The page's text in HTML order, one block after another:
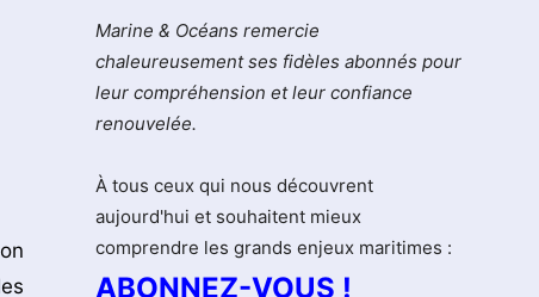
Marine & Océans remercie
chaleureusement ses fidèles abonnés pour
leur compréhension et leur confiance
renouvelée.
À tous ceux qui nous découvrent
aujourd'hui et souhaitent mieux
comprendre les grands enjeux maritimes :
ABONNEZ-VOUS !